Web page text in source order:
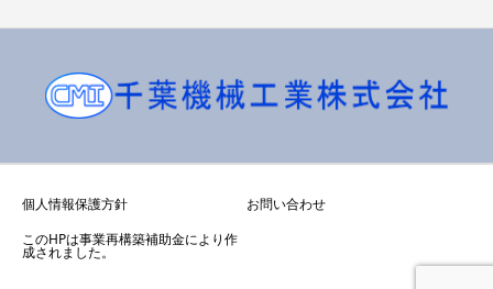
個人情報保護方針
お問い合わせ
このHPは事業再構築補助金により作
成されました。